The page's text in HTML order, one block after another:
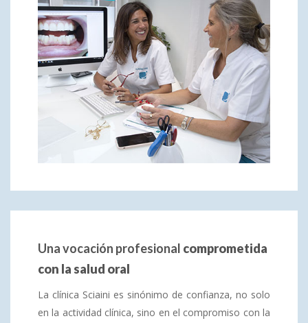
Una vocación profesional comprometida
con la salud oral
La clínica Sciaini es sinónimo de confianza, no solo
en la actividad clínica, sino en el compromiso con la